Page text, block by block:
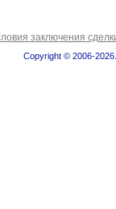
заключения
Copyright © 2006-